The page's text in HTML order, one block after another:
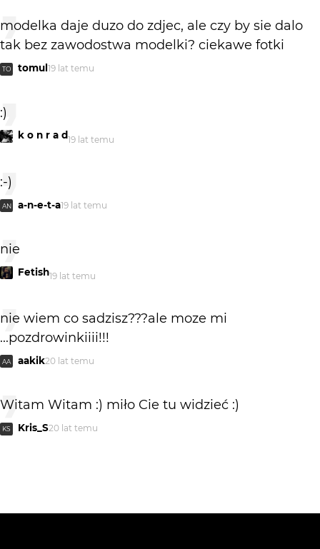
modelka daje duzo do zdjec, ale czy by sie dalo
tak bez zawodostwa modelki? ciekawe fotki
TO tomul 19 lat temu
:)
k o n r a d19 lat temu
:-)
AN a-n-e-t-a19 lat temu
nie
Fetish19 lat temu
nie wiem co sadzisz???ale moze mi
...pozdrowinkiiii!!!
AA aakik20 lat temu
Witam Witam :) miło Cie tu widzieć :)
KS Kris_S20 lat temu